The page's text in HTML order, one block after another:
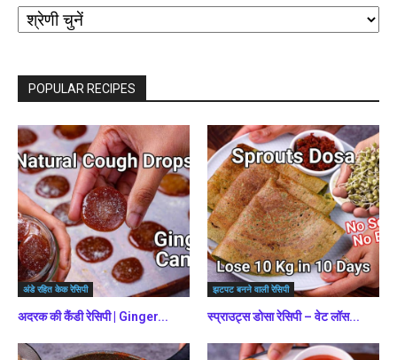
द्वारा
POPULAR RECIPES
अंडे रहित केक रेसिपी
अदरक की कैंडी रेसिपी | Ginger...
झटपट बनने वाली रेसिपी
स्प्राउट्स डोसा रेसिपी – वेट लॉस...